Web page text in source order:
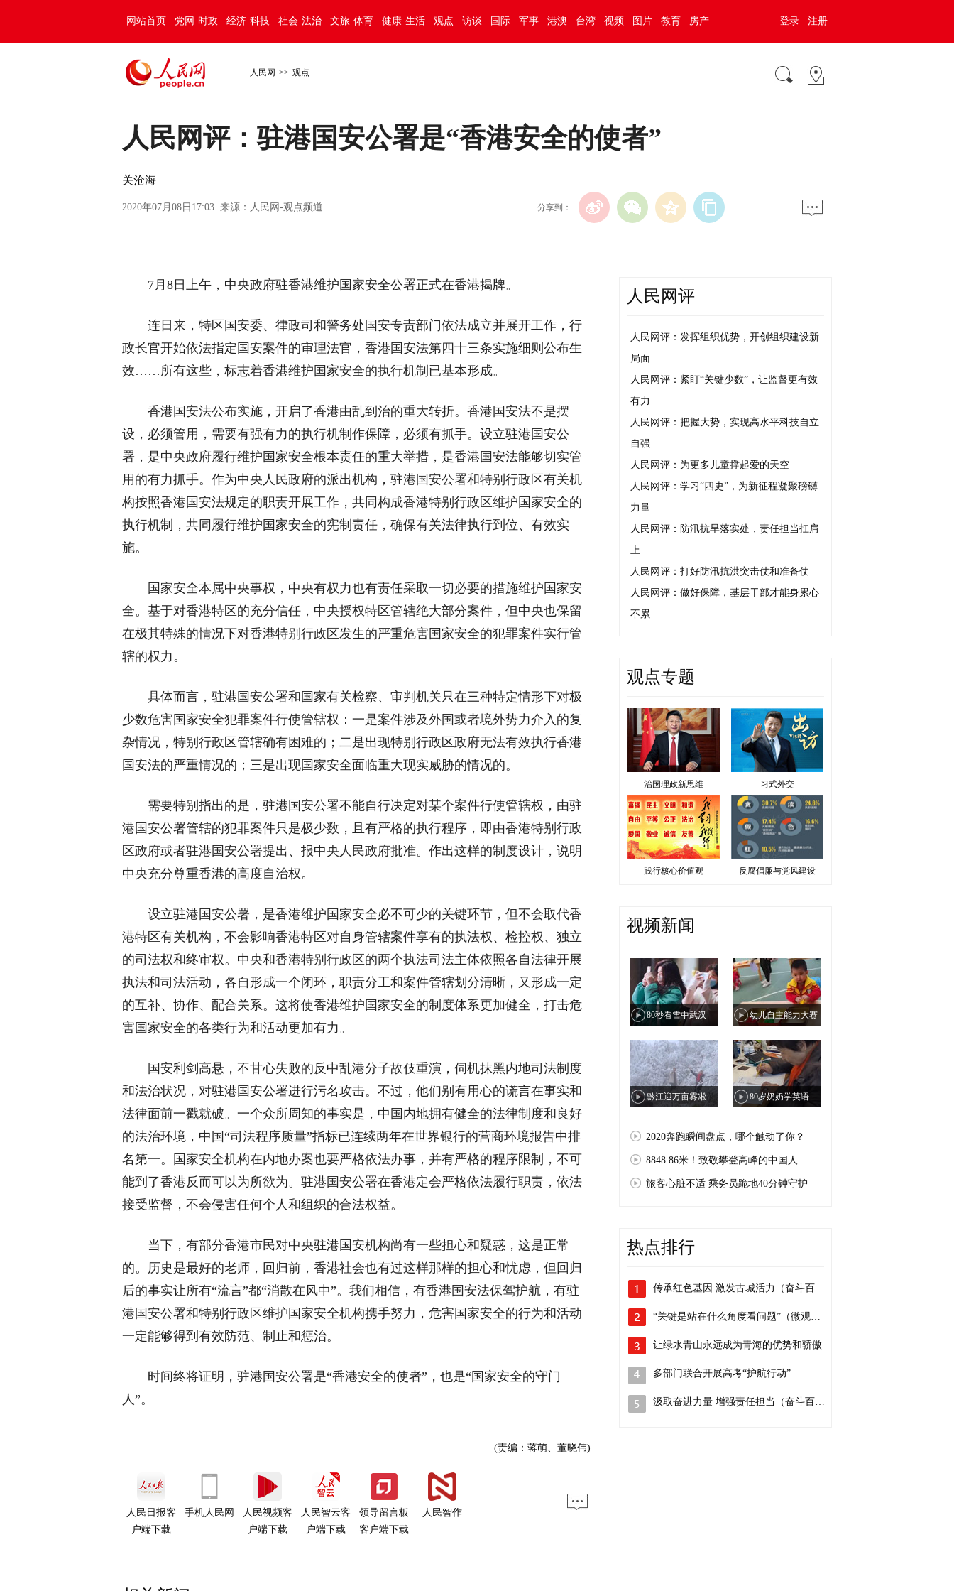
网站首页 党网·时政 经济·科技 社会·法治 文旅·体育 健康·生活 观点 访谈 国际 军事 港澳 台湾 视频 图片 教育 房产 登录 注册
人民网 >> 观点
人民网评：驻港国安公署是“香港安全的使者”
关沧海
2020年07月08日17:03 来源： 人民网-观点频道 分享到：
7月8日上午，中央政府驻香港维护国家安全公署正式在香港揭牌。
连日来，特区国安委、律政司和警务处国安专责部门依法成立并展开工作，行
政长官开始依法指定国安案件的审理法官，香港国安法第四十三条实施细则公布生
效……所有这些，标志着香港维护国家安全的执行机制已基本形成。
香港国安法公布实施，开启了香港由乱到治的重大转折。香港国安法不是摆
设，必须管用，需要有强有力的执行机制作保障，必须有抓手。设立驻港国安公
署，是中央政府履行维护国家安全根本责任的重大举措，是香港国安法能够切实管
用的有力抓手。作为中央人民政府的派出机构，驻港国安公署和特别行政区有关机
构按照香港国安法规定的职责开展工作，共同构成香港特别行政区维护国家安全的
执行机制，共同履行维护国家安全的宪制责任，确保有关法律执行到位、有效实
施。
国家安全本属中央事权，中央有权力也有责任采取一切必要的措施维护国家安
全。基于对香港特区的充分信任，中央授权特区管辖绝大部分案件，但中央也保留
在极其特殊的情况下对香港特别行政区发生的严重危害国家安全的犯罪案件实行管
辖的权力。
具体而言，驻港国安公署和国家有关检察、审判机关只在三种特定情形下对极
少数危害国家安全犯罪案件行使管辖权：一是案件涉及外国或者境外势力介入的复
杂情况，特别行政区管辖确有困难的；二是出现特别行政区政府无法有效执行香港
国安法的严重情况的；三是出现国家安全面临重大现实威胁的情况的。
需要特别指出的是，驻港国安公署不能自行决定对某个案件行使管辖权，由驻
港国安公署管辖的犯罪案件只是极少数，且有严格的执行程序，即由香港特别行政
区政府或者驻港国安公署提出、报中央人民政府批准。作出这样的制度设计，说明
中央充分尊重香港的高度自治权。
设立驻港国安公署，是香港维护国家安全必不可少的关键环节，但不会取代香
港特区有关机构，不会影响香港特区对自身管辖案件享有的执法权、检控权、独立
的司法权和终审权。中央和香港特别行政区的两个执法司法主体依照各自法律开展
执法和司法活动，各自形成一个闭环，职责分工和案件管辖划分清晰，又形成一定
的互补、协作、配合关系。这将使香港维护国家安全的制度体系更加健全，打击危
害国家安全的各类行为和活动更加有力。
国安利剑高悬，不甘心失败的反中乱港分子故伎重演，伺机抹黑内地司法制度
和法治状况，对驻港国安公署进行污名攻击。不过，他们别有用心的谎言在事实和
法律面前一戳就破。一个众所周知的事实是，中国内地拥有健全的法律制度和良好
的法治环境，中国“司法程序质量”指标已连续两年在世界银行的营商环境报告中排
名第一。国家安全机构在内地办案也要严格依法办事，并有严格的程序限制，不可
能到了香港反而可以为所欲为。驻港国安公署在香港定会严格依法履行职责，依法
接受监督，不会侵害任何个人和组织的合法权益。
当下，有部分香港市民对中央驻港国安机构尚有一些担心和疑惑，这是正常
的。历史是最好的老师，回归前，香港社会也有过这样那样的担心和忧虑，但回归
后的事实让所有“流言”都“消散在风中”。我们相信，有香港国安法保驾护航，有驻
港国安公署和特别行政区维护国家安全机构携手努力，危害国家安全的行为和活动
一定能够得到有效防范、制止和惩治。
时间终将证明，驻港国安公署是“香港安全的使者”，也是“国家安全的守门
人”。
(责编：蒋萌、董晓伟)
人民日报客
户端下载
手机人民网
人民视频客
户端下载
人民智云客
户端下载
领导留言板
客户端下载
人民智作
人民网评
人民网评：发挥组织优势，开创组织建设新
局面
人民网评：紧盯“关键少数”，让监督更有效
有力
人民网评：把握大势，实现高水平科技自立
自强
人民网评：为更多儿童撑起爱的天空
人民网评：学习“四史”，为新征程凝聚磅礴
力量
人民网评：防汛抗旱落实处，责任担当扛肩
上
人民网评：打好防汛抗洪突击仗和准备仗
人民网评：做好保障，基层干部才能身累心
不累
观点专题
治国理政新思维 习式外交
践行核心价值观 反腐倡廉与党风建设
视频新闻
80秒看雪中武汉 幼儿自主能力大赛
黔江迎万亩雾凇 80岁奶奶学英语
2020奔跑瞬间盘点，哪个触动了你？
8848.86米！致敬攀登高峰的中国人
旅客心脏不适 乘务员跪地40分钟守护
热点排行
传承红色基因 激发古城活力（奋斗百年路…
“关键是站在什么角度看问题”（微观察·…
让绿水青山永远成为青海的优势和骄傲
多部门联合开展高考“护航行动”
汲取奋进力量 增强责任担当（奋斗百年路…